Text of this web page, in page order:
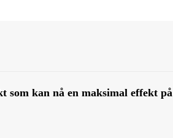
som kan nå en maksimal effekt på